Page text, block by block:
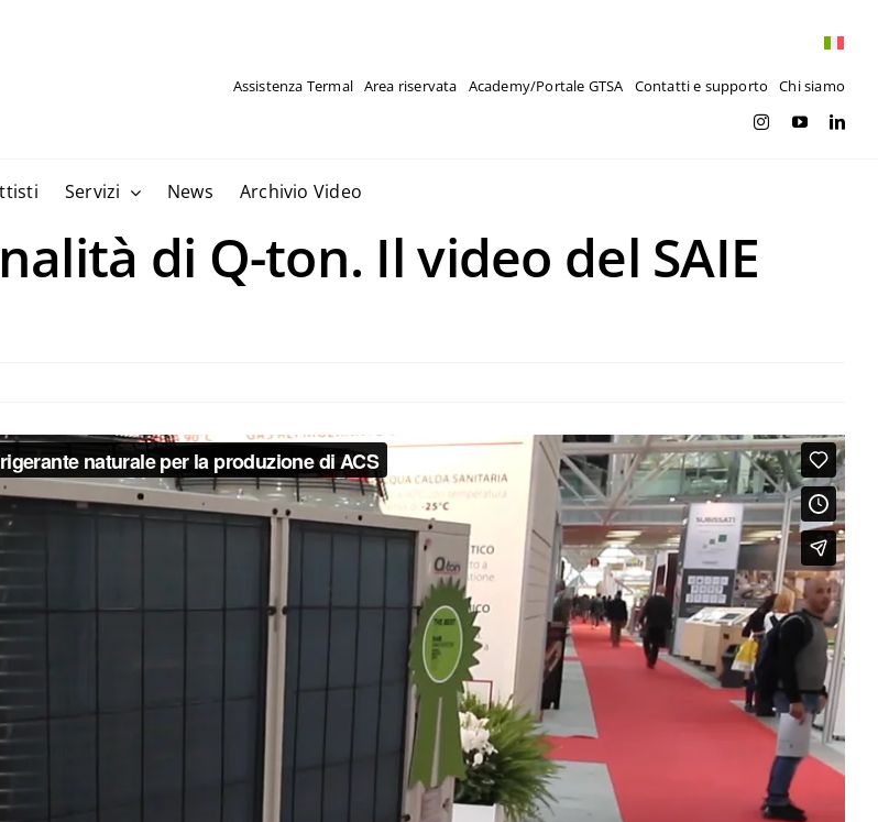
Assistenza Termal Area riservata Academy/Portale GTSA Contatti e supporto Chi siamo
Servizi News Archivio Video
di Q-ton. Il video del SAIE